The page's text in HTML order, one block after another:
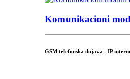
Komunikacioni
GSM telefonska dojava - IP